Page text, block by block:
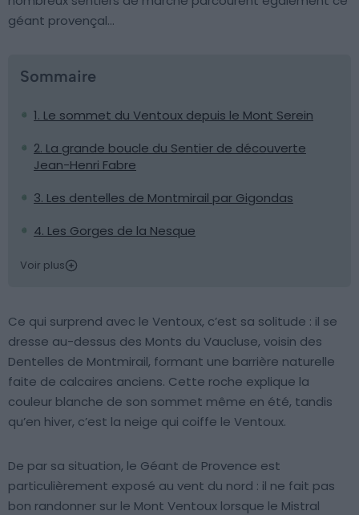
géant provençal…
Sommaire
1. Le sommet du Ventoux depuis le Mont Serein
2. La grande boucle du Sentier de découverte
Jean-Henri Fabre
3. Les dentelles de Montmirail par Gigondas
4. Les Gorges de la Nesque
Voir plus
Ce qui surprend avec le Ventoux, c’est sa solitude : il se
dresse au-dessus des Monts du Vaucluse, voisin des
Dentelles de Montmirail, formant une barrière naturelle
faite de calcaires anciens. Cette roche explique la
couleur blanche de son sommet même en été, tandis
qu’en hiver, c’est la neige qui coiffe le Ventoux.
De par sa situation, le Géant de Provence est
particulièrement exposé au vent du nord : il ne fait pas
bon randonner sur le Mont Ventoux lorsque le Mistral